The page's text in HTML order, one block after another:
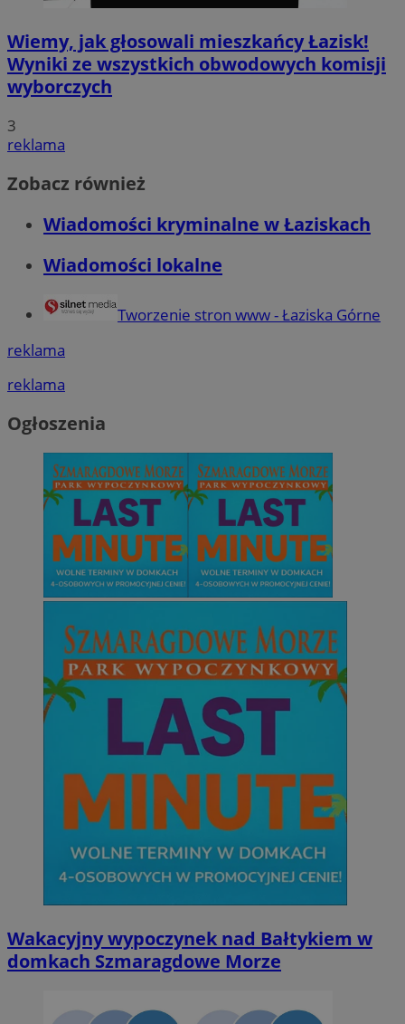
Wiemy, jak głosowali mieszkańcy Łazisk!
Wyniki ze wszystkich obwodowych komisji
wyborczych
3
reklama
Zobacz również
Wiadomości kryminalne w Łaziskach
Wiadomości lokalne
Tworzenie stron www - Łaziska Górne
reklama
reklama
Ogłoszenia
Wakacyjny wypoczynek nad Bałtykiem w
domkach Szmaragdowe Morze